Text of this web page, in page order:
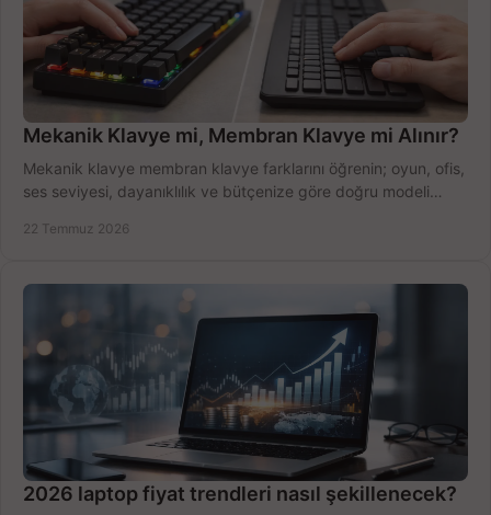
Mekanik Klavye mi, Membran Klavye mi Alınır?
Mekanik klavye membran klavye farklarını öğrenin; oyun, ofis,
ses seviyesi, dayanıklılık ve bütçenize göre doğru modeli
22 Temmuz 2026
2026 laptop fiyat trendleri nasıl şekillenecek?